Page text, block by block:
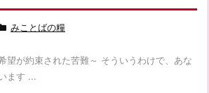
みことばの糧
が約束された苦難～ そういうわけで、あな
ます ...